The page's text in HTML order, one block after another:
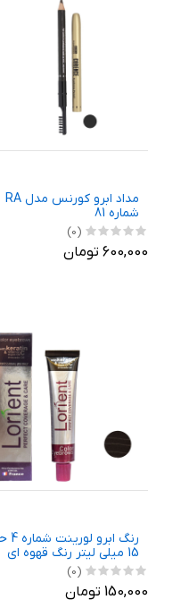
مداد ابرو کورنس مدل RA
شماره 81
(0)
600,000 تومان
رنگ
15 میلی لیتر رنگ قهوه ای
(0)
150,000 تومان